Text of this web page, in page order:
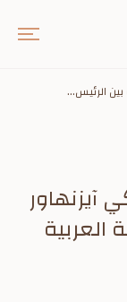
بين الرئيس...
آيزنهاور